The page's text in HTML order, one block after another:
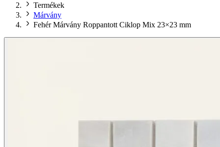
Termékek
Márvány
Fehér Márvány Roppantott Ciklop Mix 23×23 mm